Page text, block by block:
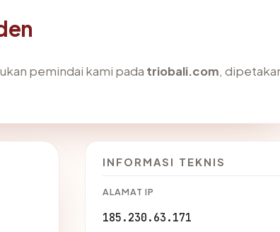
pemindai kami pada triobali.com,
INFORMASI TEKNIS
ALAMAT IP
185.230.63.171